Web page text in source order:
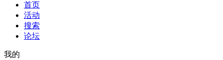
首页
活动
搜索
论坛
我的